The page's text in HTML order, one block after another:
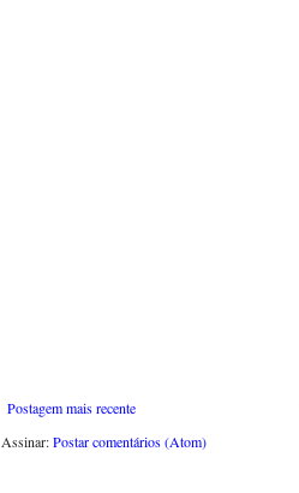
Postagem mais recente
Assinar:Postar comentários (Atom)